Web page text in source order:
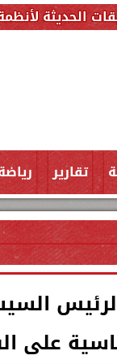
سلامة الغذاء
تقارير
على